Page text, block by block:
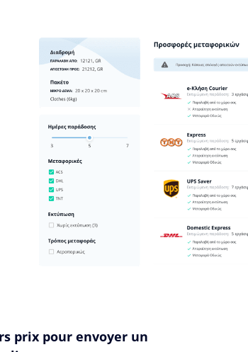
prix pour envoyer un